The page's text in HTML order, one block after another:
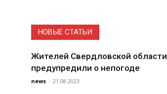
НОВЫЕ СТАТЬИ
Жителей Свердловской области
предупредили о непогоде
news - 21.08.2023